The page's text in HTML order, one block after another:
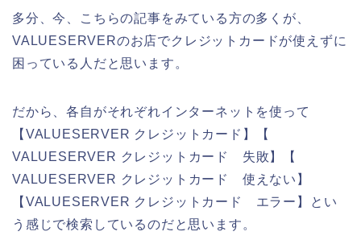
多分、今、こちらの記事をみている方の多くが、
VALUESERVERのお店でクレジットカードが使えずに
困っている人だと思います。
だから、各自がそれぞれインターネットを使って
【VALUESERVER クレジットカード】【
VALUESERVER クレジットカード 失敗】【
VALUESERVER クレジットカード 使えない】
【VALUESERVER クレジットカード エラー】とい
う感じで検索しているのだと思います。